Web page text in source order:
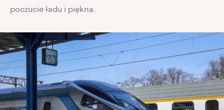
PL
poczucie ładu i piękna.